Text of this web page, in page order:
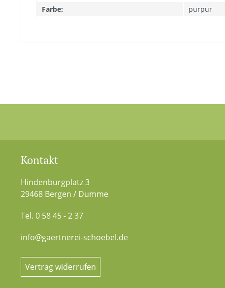
Farbe:
purpur
Kontakt
Hindenburgplatz 3
29468 Bergen / Dumme
Tel. 0 58 45 - 2 37
info@gaertnerei-schoebel.de
Vertrag widerrufen